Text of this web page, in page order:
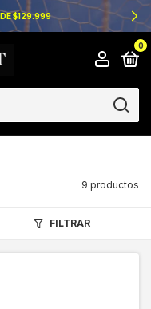
$129.999
0
9 productos
FILTRAR